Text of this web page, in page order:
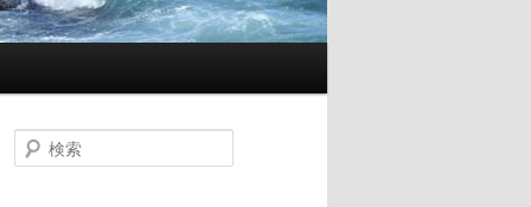
検
索